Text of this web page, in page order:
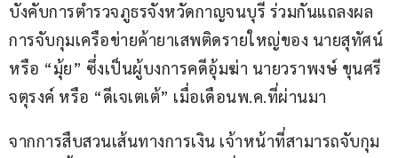
บังคับการตำรวจภูธรจังหวัดกาญจนบุรี ร่วมกันแถลงผล
การจับกุมเครือข่ายค้ายาเสพติดรายใหญ่ของ นายสุทัศน์
หรือ “มุ้ย” ซึ่งเป็นผู้บงการคดีอุ้มฆ่า นายวราพงษ์ ขุนศรี
จตุรงค์ หรือ “ดีเจเตเต้” เมื่อเดือนพ.ค.ที่ผ่านมา
จากการสืบสวนเส้นทางการเงิน เจ้าหน้าที่สามารถจับกุม